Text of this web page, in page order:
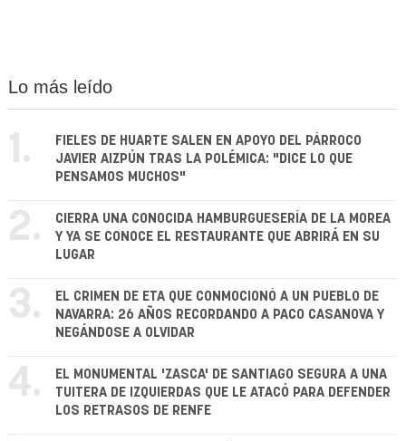
Lo más leído
1.
FIELES DE HUARTE SALEN EN APOYO DEL PÁRROCO
JAVIER AIZPÚN TRAS LA POLÉMICA: "DICE LO QUE
PENSAMOS MUCHOS"
2.
CIERRA UNA CONOCIDA HAMBURGUESERÍA DE LA MOREA
Y YA SE CONOCE EL RESTAURANTE QUE ABRIRÁ EN SU
LUGAR
3.
EL CRIMEN DE ETA QUE CONMOCIONÓ A UN PUEBLO DE
NAVARRA: 26 AÑOS RECORDANDO A PACO CASANOVA Y
NEGÁNDOSE A OLVIDAR
4.
EL MONUMENTAL 'ZASCA' DE SANTIAGO SEGURA A UNA
TUITERA DE IZQUIERDAS QUE LE ATACÓ PARA DEFENDER
LOS RETRASOS DE RENFE